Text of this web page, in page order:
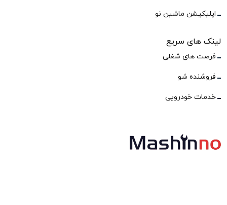
اپلیکیشن ماشین نو
لینک های سریع
فرصت های شغلی
فروشنده شو
خدمات خودرویی